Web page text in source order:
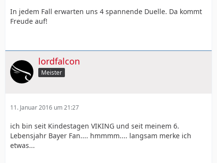
In jedem Fall erwarten uns 4 spannende Duelle. Da kommt
Freude auf!
lordfalcon
Meister
11. Januar 2016 um 21:27
ich bin seit Kindestagen VIKING und seit meinem 6.
Lebensjahr Bayer Fan.... hmmmm.... langsam merke ich
etwas...